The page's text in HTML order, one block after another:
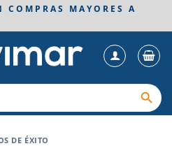
COMPRAS MAYORES A
DE ÉXITO